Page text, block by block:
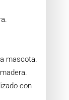
mascota.
con